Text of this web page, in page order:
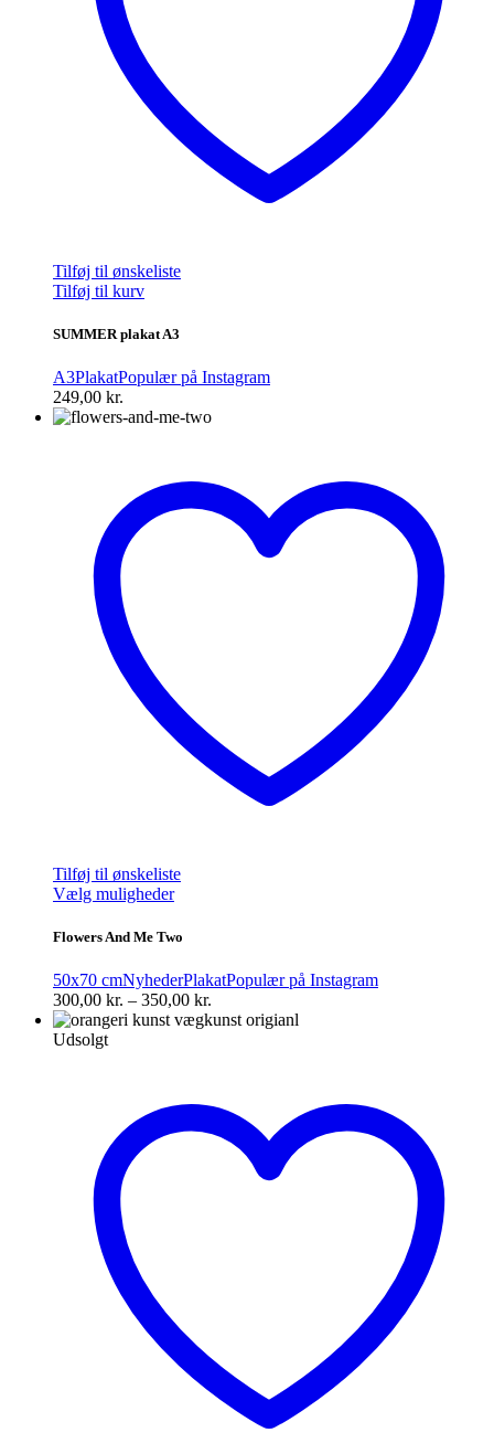
Tilføj til ønskeliste
Tilføj til kurv
SUMMER plakat A3
A3PlakatPopulær på Instagram
249,00 kr.
Tilføj til ønskeliste
Vælg mulighederDette
har
varianter.
Mulighederne
kan
vælges
Flowers And Me Two
50x70 cmNyhederPlakatPopulær på Instagram
300,00 kr. – 350,00 kr.
300,00 kr.
Udsolgt